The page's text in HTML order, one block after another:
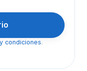
condiciones.